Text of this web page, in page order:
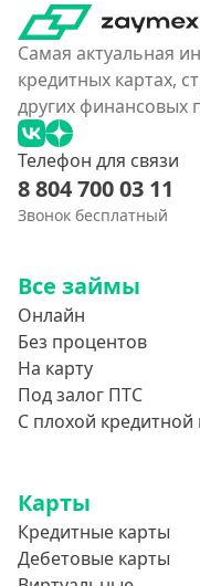
Самая актуальная
кредитных картах,
других финансовых
Телефон для связи
8 804 700 03 11
Звонок бесплатный
Все займы
Онлайн
Без процентов
На карту
Под залог ПТС
С плохой кредитной
Карты
Кредитные карты
Дебетовые карты